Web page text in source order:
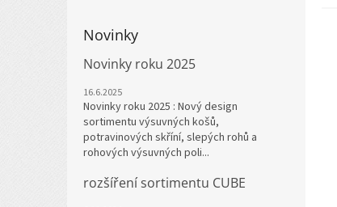
Novinky
Novinky roku 2025
16.6.2025
Novinky roku 2025 : Nový design
sortimentu výsuvných košů,
potravinových skříní, slepých rohů a
rohových výsuvných poli...
rozšíření sortimentu CUBE